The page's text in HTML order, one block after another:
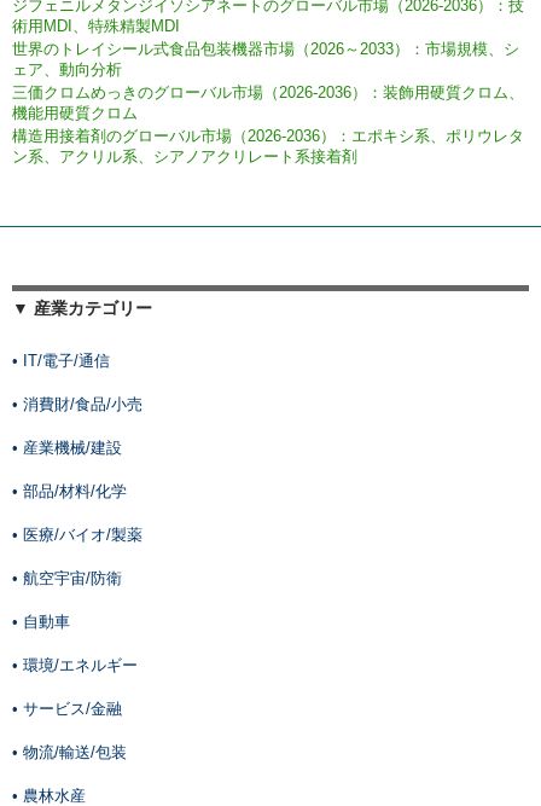
ジフェニルメタンジイソシアネートのグローバル市場（2026-2036）：技
術用MDI、特殊精製MDI
世界のトレイシール式食品包装機器市場（2026～2033）：市場規模、シ
ェア、動向分析
三価クロムめっきのグローバル市場（2026-2036）：装飾用硬質クロム、
機能用硬質クロム
構造用接着剤のグローバル市場（2026-2036）：エポキシ系、ポリウレタ
ン系、アクリル系、シアノアクリレート系接着剤
▼ 産業カテゴリー
• IT/電子/通信
• 消費財/食品/小売
• 産業機械/建設
• 部品/材料/化学
• 医療/バイオ/製薬
• 航空宇宙/防衛
• 自動車
• 環境/エネルギー
• サービス/金融
• 物流/輸送/包装
• 農林水産